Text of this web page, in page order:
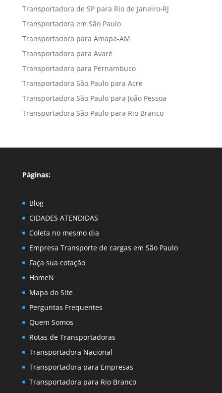
Transportadora de SP para Rio de Janeiro-RJ
Transportadora em São Paulo
Transportadora para Amapa-AM
Transportadora para Avaré
Transportadora para Pernambuco
Transportadora São Paulo para Acre
Transportadora São Paulo para João Pessoa
Transportadora São Paulo para Rio Branco
Páginas:
Blog
CIDADES ATENDIDAS
Coleta no mesmo dia
Empresa Transporte de cargas em São Paulo
Faça sua cotação
HomeN
Mapa do Site
Perguntas Frequentes
Quem Somos
Rotas de Transportadoras
Transportadora Nacional
Transportadora para Empresas
Transportadora para Rio Branco